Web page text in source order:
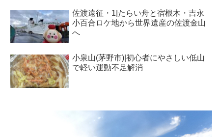
佐渡遠征・1|たらい舟と宿根木・吉永
小百合ロケ地から世界遺産の佐渡金山
へ
小泉山(茅野市)|初心者にやさしい低山
で軽い運動不足解消